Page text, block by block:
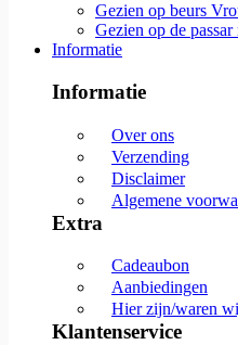
Gezien op beurs
Gezien op de
Informatie
Informatie
Over ons
Verzending
Disclaimer
Algemene
Extra
Cadeaubon
Aanbiedingen
Hier zijn/waren
Klantenservice